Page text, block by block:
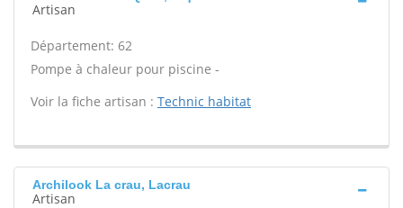
Artisan
Département: 62
Pompe à chaleur pour piscine -
Voir la fiche artisan : Technic habitat
Archilook La crau, Lacrau
Artisan